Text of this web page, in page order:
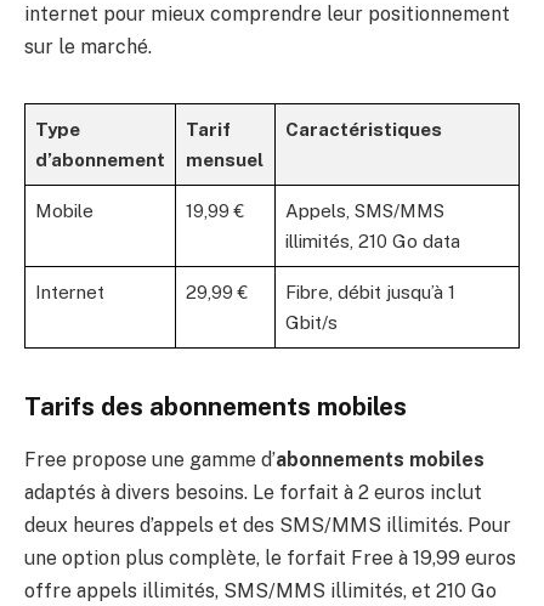
internet pour mieux comprendre leur positionnement
sur le marché.
Type
d’abonnement
Tarif
mensuel
Caractéristiques
Mobile 19,99 €
Appels, SMS/MMS
illimités, 210 Go data
Internet 29,99 €
Fibre, débit jusqu’à 1
Gbit/s
Tarifs des abonnements mobiles
Free propose une gamme d’abonnements mobiles
adaptés à divers besoins. Le forfait à 2 euros inclut
deux heures d’appels et des SMS/MMS illimités. Pour
une option plus complète, le forfait Free à 19,99 euros
offre appels illimités, SMS/MMS illimités, et 210 Go